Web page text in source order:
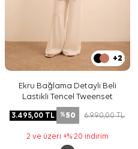
+2
Ekru Bağlama Detaylı Beli
Lastikli Tencel Tweenset
3.495,00 TL %50 6.990,00TL
2 ve üzeri +% 20 indirim